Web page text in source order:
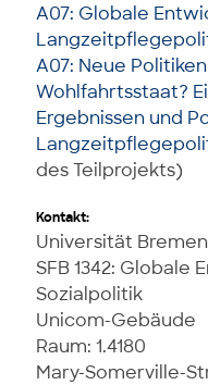
A07: Globale
A07: Neue
Wohlfahrtsstaat?
Ergebnissen und
des Teilprojekts)
Kontakt:
Universität Bremen
SFB 1342: Globale
Sozialpolitik
Unicom-Gebäude
Raum: 1.4180
Mary-Somerville-